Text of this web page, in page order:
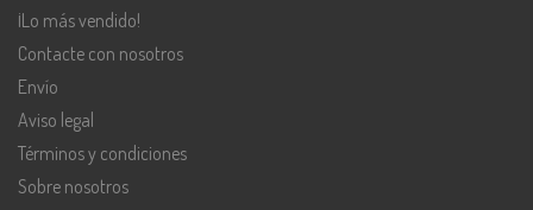
¡Lo más vendido!
Contacte con nosotros
Envío
Aviso legal
Términos y condiciones
Sobre nosotros